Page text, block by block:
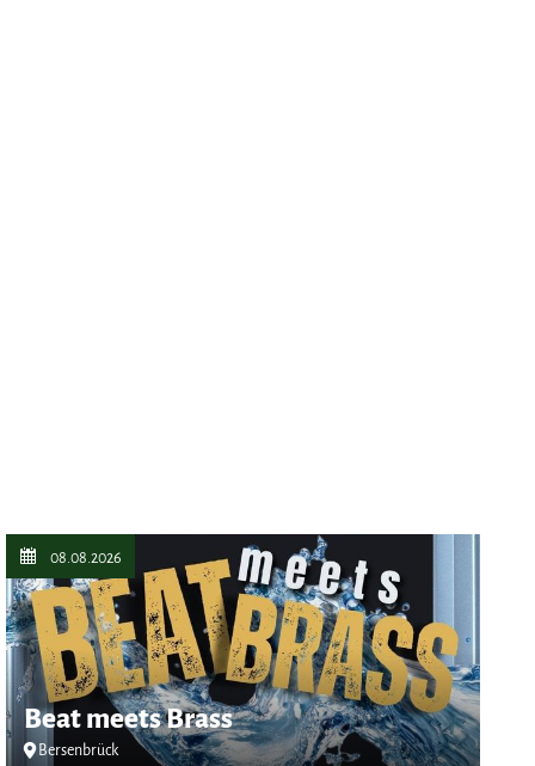
08.08.2026
Beat meets Brass
Bersenbrück